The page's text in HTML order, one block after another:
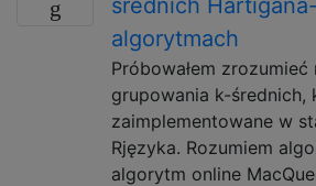
algorytmach
Próbowałem
grupowania k-średnich,
zaimplementowane w
Rjęzyka. Rozumiem
algorytm online